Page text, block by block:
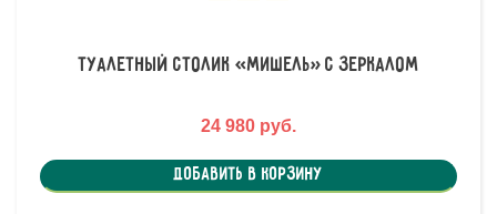
Туалетный столик «Мишель» с зеркалом
24 980 руб.
Добавить в корзину